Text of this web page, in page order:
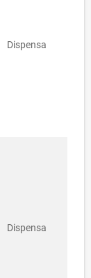
Dispensa
Dispensa